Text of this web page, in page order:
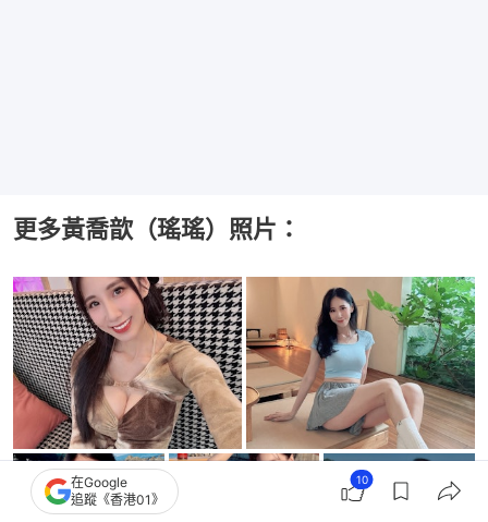
更多黃喬歆（瑤瑤）照片：
18
在Google
追蹤《香港01》
10